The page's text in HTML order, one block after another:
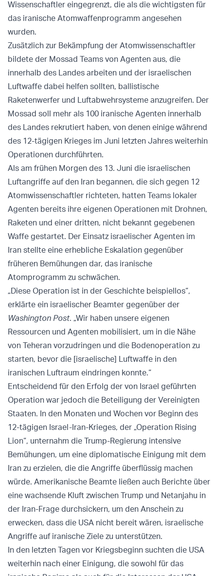
Wissenschaftler eingegrenzt, die als die wichtigsten für
das iranische Atomwaffenprogramm angesehen
wurden.
Zusätzlich zur Bekämpfung der Atomwissenschaftler
bildete der Mossad Teams von Agenten aus, die
innerhalb des Landes arbeiten und der israelischen
Luftwaffe dabei helfen sollten, ballistische
Raketenwerfer und Luftabwehrsysteme anzugreifen. Der
Mossad soll mehr als 100 iranische Agenten innerhalb
des Landes rekrutiert haben, von denen einige während
des 12-tägigen Krieges im Juni letzten Jahres weiterhin
Operationen durchführten.
Als am frühen Morgen des 13. Juni die israelischen
Luftangriffe auf den Iran begannen, die sich gegen 12
Atomwissenschaftler richteten, hatten Teams lokaler
Agenten bereits ihre eigenen Operationen mit Drohnen,
Raketen und einer dritten, nicht bekannt gegebenen
Waffe gestartet. Der Einsatz israelischer Agenten im
Iran stellte eine erhebliche Eskalation gegenüber
früheren Bemühungen dar, das iranische
Atomprogramm zu schwächen.
„Diese Operation ist in der Geschichte beispiellos“,
erklärte ein israelischer Beamter gegenüber der
Washington Post. „Wir haben unsere eigenen
Ressourcen und Agenten mobilisiert, um in die Nähe
von Teheran vorzudringen und die Bodenoperation zu
starten, bevor die [israelische] Luftwaffe in den
iranischen Luftraum eindringen konnte.“
Entscheidend für den Erfolg der von Israel geführten
Operation war jedoch die Beteiligung der Vereinigten
Staaten. In den Monaten und Wochen vor Beginn des
12-tägigen Israel-Iran-Krieges, der „Operation Rising
Lion“, unternahm die Trump-Regierung intensive
Bemühungen, um eine diplomatische Einigung mit dem
Iran zu erzielen, die die Angriffe überflüssig machen
würde. Amerikanische Beamte ließen auch Berichte über
eine wachsende Kluft zwischen Trump und Netanjahu in
der Iran-Frage durchsickern, um den Anschein zu
erwecken, dass die USA nicht bereit wären, israelische
Angriffe auf iranische Ziele zu unterstützen.
In den letzten Tagen vor Kriegsbeginn suchten die USA
weiterhin nach einer Einigung, die sowohl für das